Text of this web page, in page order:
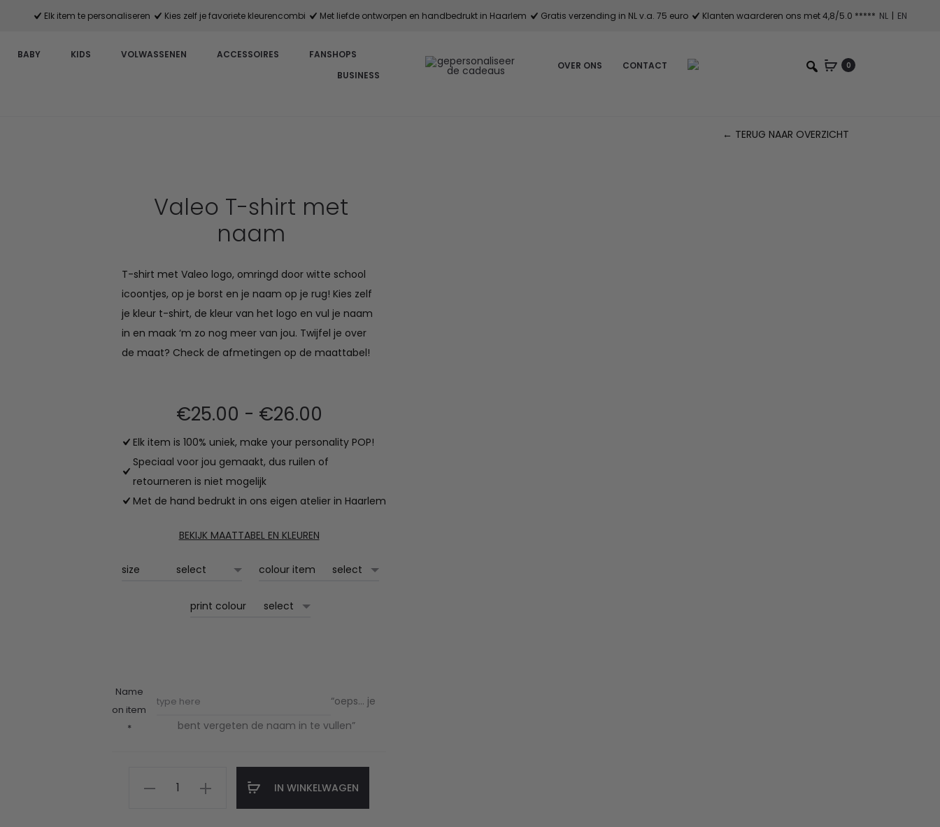
Elk item te personaliseren Kies zelf je favoriete kleurencombi Met liefde ontworpen en handbedrukt in Haarlem Gratis verzending in NL v.a. 75 euro Klanten waarderen ons met 4,8/5.0 ***** NL | EN
BABY KIDS VOLWASSENEN ACCESSOIRES
FANSHOPS
BUSINESS
OVER ONS CONTACT 0
← TERUG NAAR OVERZICHT
Valeo T-shirt met
naam
T-shirt met Valeo logo, omringd door witte school
icoontjes, op je borst en je naam op je rug! Kies zelf
je kleur t-shirt, de kleur van het logo en vul je naam
in en maak ‘m zo nog meer van jou. Twijfel je over
de maat? Check de afmetingen op de maattabel!
€25.00 - €26.00
€25.00
Elk item is 100% uniek, make your personality POP!
Speciaal voor jou gemaakt, dus ruilen of
retourneren is niet mogelijk
Met de hand bedrukt in ons eigen atelier in Haarlem
BEKIJK MAATTABEL EN KLEUREN
size colour item
print colour
Name
on item
*
“oeps… je
bent vergeten de naam in te vullen”
IN WINKELWAGEN